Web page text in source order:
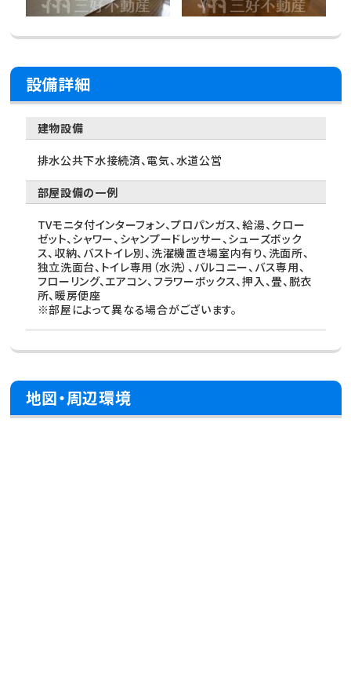
設備詳細
建物設備
排水公共下水接続済、電気、水道公営
部屋設備の一例
TVモニタ付インターフォン、プロパンガス、給湯、クロー
ゼット、シャワー、シャンプードレッサー、シューズボック
ス、収納、バストイレ別、洗濯機置き場室内有り、洗面所、
独立洗面台、トイレ専用（水洗）、バルコニー、バス専用、
フローリング、エアコン、フラワーボックス、押入、畳、脱衣
所、暖房便座
※部屋によって異なる場合がございます。
地図・周辺環境